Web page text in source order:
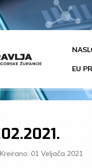
EU
Kreirano: 01 Veljača 2021